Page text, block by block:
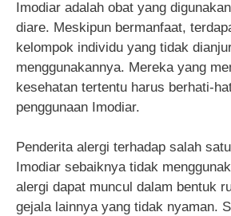
Imodiar adalah obat yang
diare. Meskipun bermanfaat,
kelompok individu yang tidak
menggunakannya. Mereka yang
kesehatan tertentu harus berhati-
penggunaan Imodiar.
Penderita alergi terhadap salah
Imodiar sebaiknya tidak
alergi dapat muncul dalam bentuk
gejala lainnya yang tidak nyaman.